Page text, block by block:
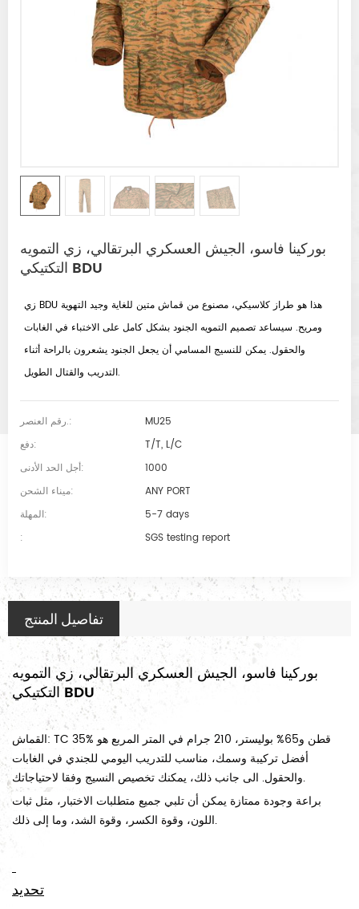
بوركينا فاسو، الجيش العسكري البرتقالي، زي التمويه
التكتيكي BDU
زي BDU هذا هو طراز كلاسيكي، مصنوع من قماش متين للغاية وجيد التهوية
ومريح. سيساعد تصميم التمويه الجنود بشكل كامل على الاختباء في الغابات
والحقول. يمكن للنسيج المسامي أن يجعل الجنود يشعرون بالراحة أثناء
التدريب والقتال الطويل.
رقم العنصر.:
MU25
دفع:
T/T, L/C
أجل الحد الأدنى:
1000
ميناء الشحن:
ANY PORT
المهلة:
5-7 days
:
SGS testing report
تفاصيل المنتج
بوركينا فاسو، الجيش العسكري البرتقالي، زي التمويه
التكتيكي BDU
القماش: TC 35% قطن و65% بوليستر، 210 جرام في المتر المربع هو
أفضل تركيبة وسمك، مناسب للتدريب اليومي للجندي في الغابات
والحقول. الى جانب ذلك، يمكنك تخصيص النسيج وفقا لاحتياجاتك.
براعة وجودة ممتازة يمكن أن تلبي جميع متطلبات الاختبار، مثل ثبات
اللون، وقوة الكسر، وقوة الشد، وما إلى ذلك.
تحديد